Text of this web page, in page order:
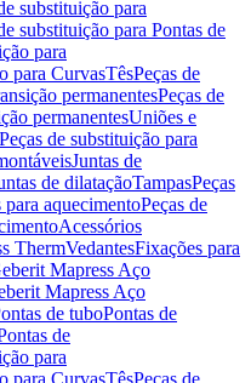
substituição para
substituição para Pontas de
para
para CurvasTêsPeças de
permanentesPeças de
permanentesUniões e
Peças de substituição para
Juntas de
de dilataçãoTampasPeças
para aquecimentoPeças de
Acessórios
ThermVedantesFixações para
Mapress Aço
Mapress Aço
de tuboPontas de
de
para
para CurvasTêsPeças de